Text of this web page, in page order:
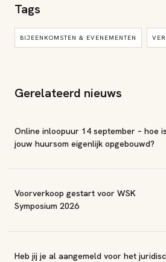
Tags
BIJEENKOMSTEN & EVENEMENTEN
Gerelateerd nieuws
Online inloopuur 14 september – hoe is
jouw huursom eigenlijk opgebouwd?
Voorverkoop gestart voor WSK
Symposium 2026
Heb jij je al aangemeld voor het